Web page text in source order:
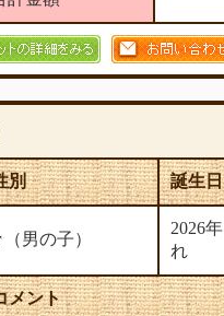
別 誕生日
男の子）
2026
れ
メント